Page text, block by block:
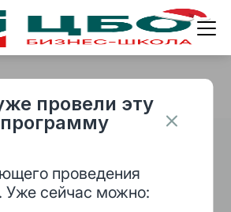
провели эту
программу
проведения
Уже сейчас можно:
Каталог
практикум